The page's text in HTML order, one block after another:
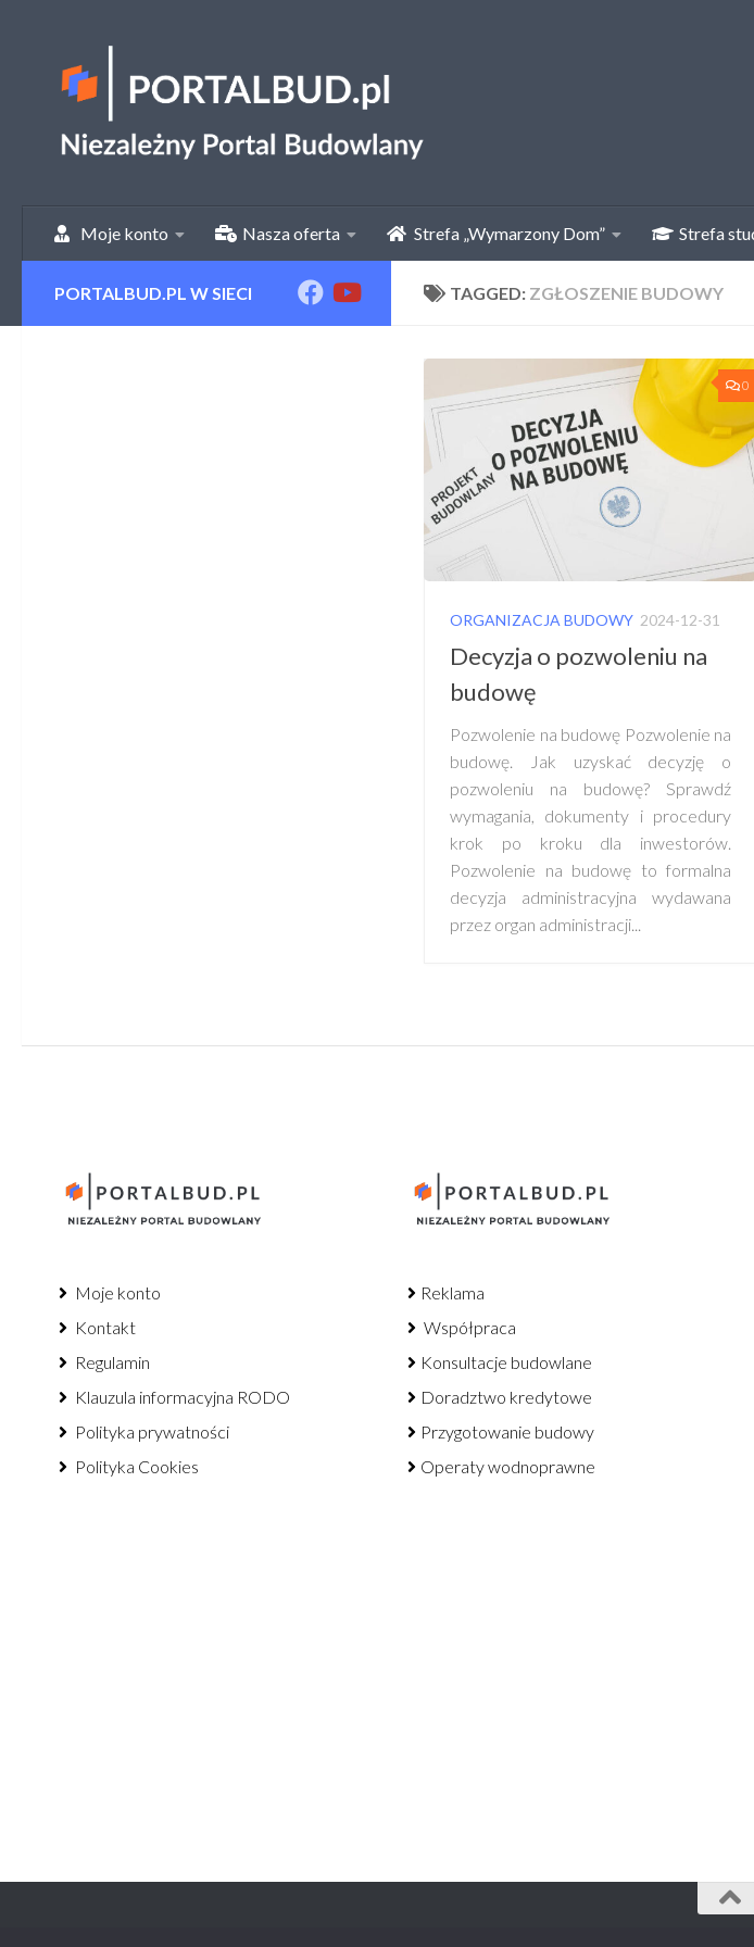
Moje konto Nasza oferta Strefa „Wymarzony Dom” Strefa
TAGGED: ZGŁOSZENIE BUDOWY
0
ORGANIZACJA BUDOWY 2024-12-31
Decyzja o pozwoleniu na
budowę
Pozwolenie na budowę Pozwolenie na
budowę. Jak uzyskać decyzję o
pozwoleniu na budowę? Sprawdź
wymagania, dokumenty i procedury
krok po kroku dla inwestorów.
Pozwolenie na budowę to formalna
decyzja administracyjna wydawana
przez organ administracji...
PORTALBUD.PL W SIECI
Moje konto
Kontakt
Regulamin
Klauzula informacyjna RODO
Polityka prywatności
Polityka Cookies
Reklama
Współpraca
Konsultacje budowlane
Doradztwo kredytowe
Przygotowanie budowy
Operaty wodnoprawne